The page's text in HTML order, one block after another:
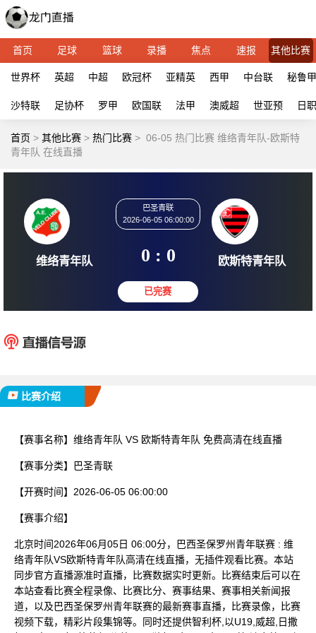
首页 足球 篮球 录播 焦点 速报 其他比赛
世界杯 英超 中超 欧冠杯 亚精英 西甲 中台联 秘鲁甲
沙特联 足协杯 罗甲 欧国联 法甲 澳威超 世亚预 日
首页 > 其他比赛 > 热门比赛 > 06-05 热门比赛 维络青年队-欧斯特
青年队 在线直播
巴圣青联
2026-06-05 06:00:00
0 : 0
比赛介绍
【赛事名称】 维络青年队 VS 欧斯特青年队 免费高清在线直播
【赛事分类】 巴圣青联
【开赛时间】 2026-06-05 06:00:00
【赛事介绍】
北京时间2026年06月05日 06:00分，巴西圣保罗州青年联赛 : 维
络青年队VS欧斯特青年队高清在线直播，无插件观看比赛。本站
同步官方直播源准时直播，比赛数据实时更新。比赛结束后可以在
本站查看比赛全程录像、比赛比分、赛事结果、赛事相关新闻报
道，以及巴西圣保罗州青年联赛的最新赛事直播，比赛录像，比赛
视频下载，精彩片段集锦等。同时还提供智利杯,以U19,威超,日撒